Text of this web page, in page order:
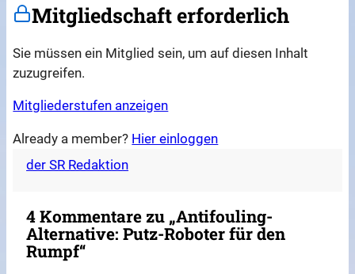
Mitgliedschaft erforderlich
Sie müssen ein Mitglied sein, um auf diesen Inhalt
zuzugreifen.
Mitgliederstufen anzeigen
Already a member? Hier einloggen
der SR Redaktion
4 Kommentare zu „Antifouling-
Alternative: Putz-Roboter für den
Rumpf“